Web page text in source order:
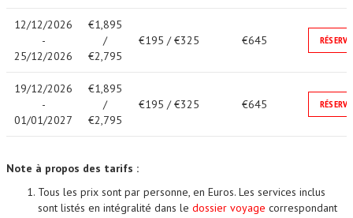
12/12/2026
-
25/12/2026
€1,895
/
€2,795
€195 / €325 €645
19/12/2026
-
01/01/2027
€1,895
/
€2,795
€195 / €325 €645
Note à propos des tarifs :
Tous les prix sont par personne, en Euros. Les services inclus
sont listés en intégralité dans le dossier voyage correspondant